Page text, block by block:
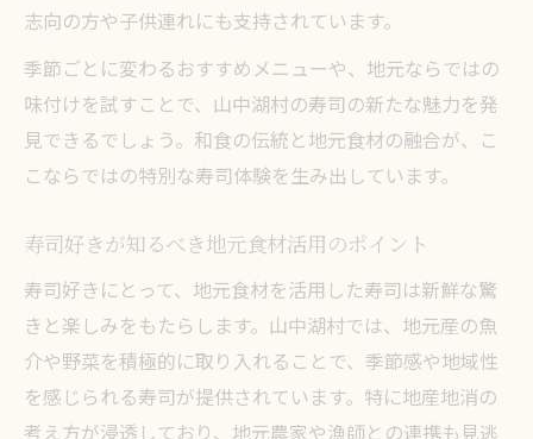
志向の方や子供連れにも支持されています。
季節ごとに変わるおすすめメニューや、地元ならではの
味付けを試すことで、山中湖村の寿司の新たな魅力を発
見できるでしょう。和食の伝統と地元食材の融合が、こ
こならではの特別な寿司体験を生み出しています。
寿司好きが知るべき地元食材活用のポイント
寿司好きにとって、地元食材を活用した寿司は新鮮な驚
きと楽しみをもたらします。山中湖村では、地元産の魚
介や野菜を積極的に取り入れることで、季節感や地域性
を感じられる寿司が提供されています。特に地産地消の
考え方が浸透しており、地元農家や漁師との連携も見逃